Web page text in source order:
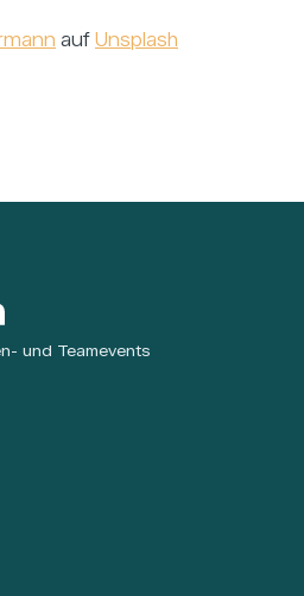
auf Unsplash
und Teamevents